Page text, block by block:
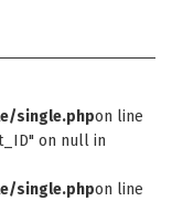
single.phpon line
on null in
single.phpon line